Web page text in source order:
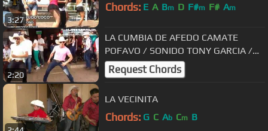
3:27
Chords: E A Bm D F#m F# Am
2:20
LA CUMBIA DE AFEDO CAMATE
POFAVO / SONIDO TONY GARCIA /
MISTER CUMBIA
Request Chords
LA VECINITA
Chords: G C Ab Cm B